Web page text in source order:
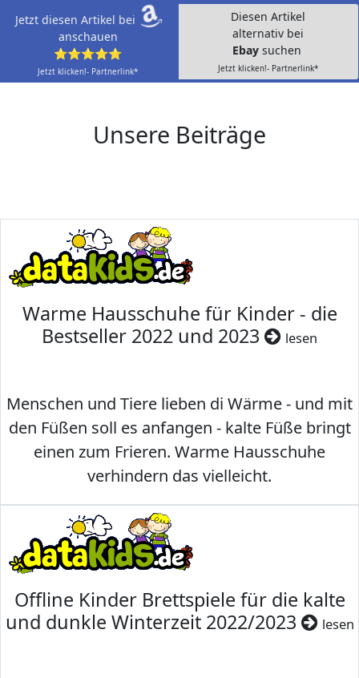
Jetzt diesen Artikel bei
anschauen
⭐⭐⭐⭐⭐
Jetzt klicken!- Partnerlink*
Diesen Artikel
alternativ bei
Ebay suchen
Jetzt klicken!- Partnerlink*
Unsere Beiträge
Warme Hausschuhe für Kinder - die
Bestseller 2022 und 2023
lesen
Menschen und Tiere lieben di Wärme - und mit
den Füßen soll es anfangen - kalte Füße bringt
einen zum Frieren. Warme Hausschuhe
verhindern das vielleicht.
Offline Kinder Brettspiele für die kalte
und dunkle Winterzeit 2022/2023
lesen